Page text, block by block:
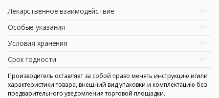
Лекарственное взаимодействие
Особые указания
Условия хранения
Срок годности
Производитель оставляет за собой право менять инструкцию и/или
характеристики товара, внешний вид упаковки и комплектацию без
предварительного уведомления торговой площадки.